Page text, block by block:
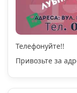
Телефонуйте!!
Привозьте за